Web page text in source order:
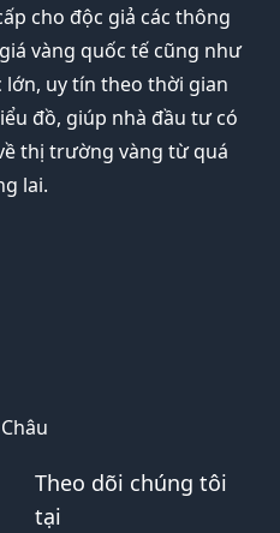
cho độc giả các thông
vàng quốc tế cũng như
uy tín theo thời gian
đồ, giúp nhà đầu tư có
thị trường vàng từ quá
lai.
Theo dõi chúng tôi
tại